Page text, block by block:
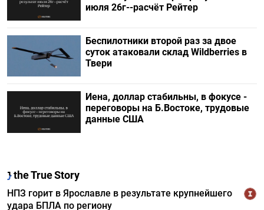
июля 26г--расчёт Рейтер
Беспилотники второй раз за двое
суток атаковали склад Wildberries в
Твери
Иена, доллар стабильны, в фокусе -
переговоры на Б.Востоке, трудовые
данные США